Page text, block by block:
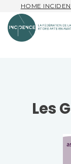
HOME
Les